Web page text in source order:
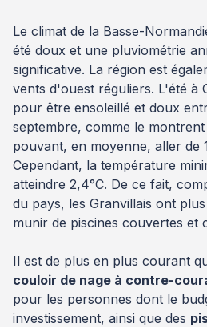
Le climat de la Basse-
été doux et une pluviométrie
significative. La région est
vents d'ouest réguliers. L'été à
pour être ensoleillé et doux
septembre, comme le montrent
pouvant, en moyenne, aller de
Cependant, la température
atteindre 2,4°C. De ce fait,
du pays, les Granvillais ont
munir de piscines couvertes et
Il est de plus en plus courant
couloir de nage à contre-
pour les personnes dont le
investissement, ainsi que des